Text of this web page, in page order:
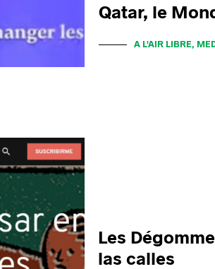
Qatar, le
A L'AIR LIBRE,
Les
las calles